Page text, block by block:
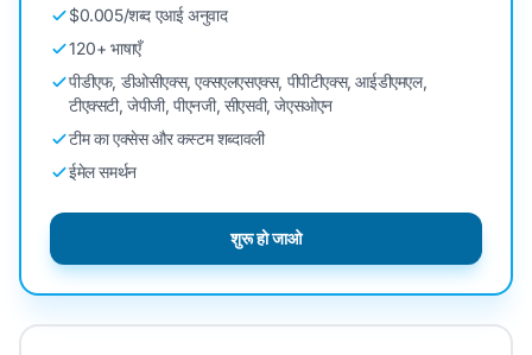
$0.005/शब्द एआई अनुवाद
120+ भाषाएँ
पीडीएफ, डीओसीएक्स, एक्सएलएसएक्स, पीपीटीएक्स, आईडीएमएल,
टीएक्सटी, जेपीजी, पीएनजी, सीएसवी, जेएसओएन
टीम का एक्सेस और कस्टम शब्दावली
ईमेल समर्थन
शुरू हो जाओ